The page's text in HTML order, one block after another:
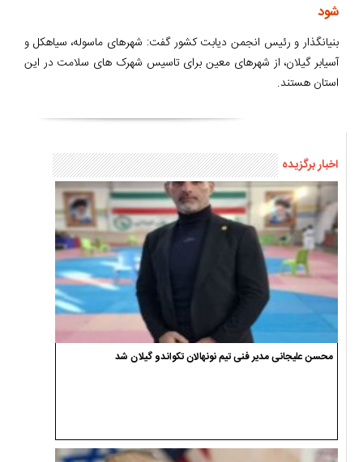
شود
بنیانگذار و رئیس انجمن دیابت کشور گفت: شهرهای ماسوله، سیاهکل و
آسیابر گیلان، از شهرهای معین برای تاسیس شهرک های سلامت در این
استان هستند.
اخبار برگزیده
محسن علیجانی مدیر فنی تیم نونهالان تکواندو گیلان شد